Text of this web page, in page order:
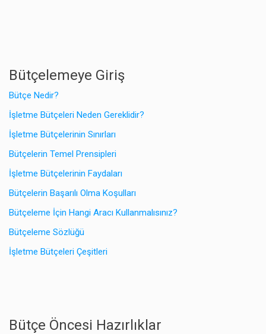
Bütçelemeye Giriş
Bütçe Nedir?
İşletme Bütçeleri Neden Gereklidir?
İşletme Bütçelerinin Sınırları
Bütçelerin Temel Prensipleri
İşletme Bütçelerinin Faydaları
Bütçelerin Başarılı Olma Koşulları
Bütçeleme İçin Hangi Aracı Kullanmalısınız?
Bütçeleme Sözlüğü
İşletme Bütçeleri Çeşitleri
Bütçe Öncesi Hazırlıklar